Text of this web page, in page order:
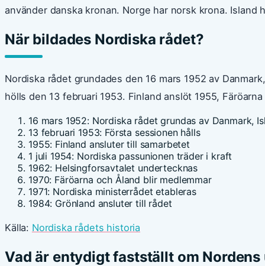
använder danska kronan. Norge har norsk krona. Island
När bildades Nordiska rådet?
Nordiska rådet grundades den 16 mars 1952 av
hölls den 13 februari 1953. Finland anslöt 1955,
16 mars 1952: Nordiska rådet grundas av Danmark,
13 februari 1953: Första sessionen hålls
1955: Finland ansluter till samarbetet
1 juli 1954: Nordiska passunionen träder i kraft
1962: Helsingforsavtalet undertecknas
1970: Färöarna och Åland blir medlemmar
1971: Nordiska ministerrådet etableras
1984: Grönland ansluter till rådet
Källa: Nordiska rådets historia
Vad är entydigt fastställt om